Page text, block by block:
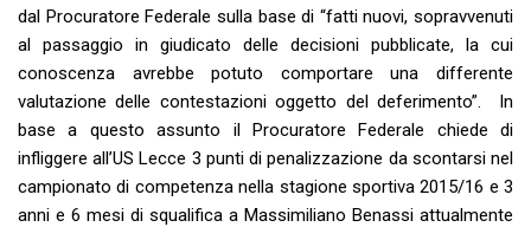
dal Procuratore Federale sulla base di “fatti nuovi, sopravvenuti
al passaggio in giudicato delle decisioni pubblicate, la cui
conoscenza avrebbe potuto comportare una differente
valutazione delle contestazioni oggetto del deferimento”. In
base a questo assunto il Procuratore Federale chiede di
infliggere all’US Lecce 3 punti di penalizzazione da scontarsi nel
campionato di competenza nella stagione sportiva 2015/16 e 3
anni e 6 mesi di squalifica a Massimiliano Benassi attualmente